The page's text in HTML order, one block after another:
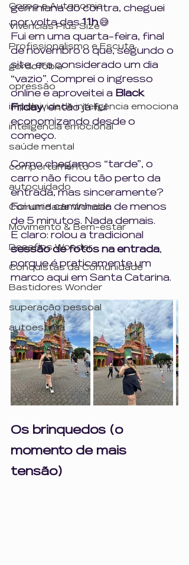
Corpo e Autonomia
Vivências Plus Size
Profissionalismo e Escuta
gordofobia
opressão
impulsividade inteligência emociona
inteligência emocional
saúde mental
comportamento
autocuidado
Comunidade Wonder
Movimento & Bem-estar
Desafios Wonder
Conquistas da Comunidade
Bastidores Wonder
superação pessoal
autoestima
corpo livre
geminiana do contra, cheguei
por volta das 11h 😅
Fui em uma quarta-feira, final
de novembro o que, segundo o
site, era considerado um dia
“vazio”. Comprei o ingresso
online e aproveitei a Black
Friday, então já fui
economizando desde o
começo.
Como chegamos “tarde”, o
carro não ficou tão perto da
entrada, mas sinceramente?
Foi uma caminhada de menos
de 5 minutos. Nada demais.
E claro: rolou a tradicional
sessão de fotos na entrada,
porque é praticamente um
marco aqui em Santa Catarina.
Os brinquedos (o
momento de mais
tensão)